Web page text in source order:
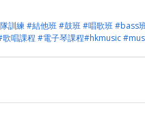
訓練#結他班#鼓班#唱歌班#bass
歌唱課程 #電子琴課程#hkmusic